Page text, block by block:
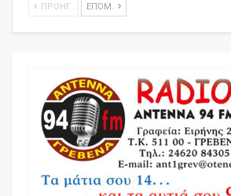
ΠΡΟΗΓ. ΕΠΌΜ.